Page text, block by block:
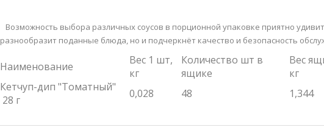
Возможность выбора различных соусов в порционной упаковке приятно
разнообразит поданные блюда, но и подчеркнёт качество и безопасность
Наименование
Вес 1 шт,
кг
Количество шт в
ящике
Вес
кг
Кетчуп-дип "Томатный"
28 г
0,028 48 1,344